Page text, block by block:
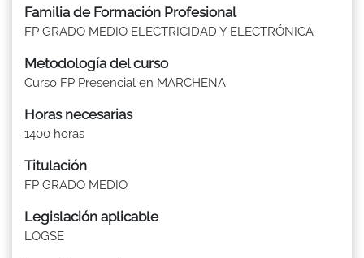
Familia de Formación Profesional
FP GRADO MEDIO ELECTRICIDAD Y ELECTRÓNICA
Metodología del curso
Curso FP Presencial en MARCHENA
Horas necesarias
1400 horas
Titulación
FP GRADO MEDIO
Legislación aplicable
LOGSE